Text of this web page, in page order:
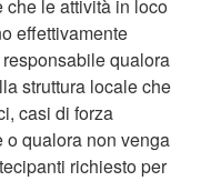
che le attività in loco
effettivamente
qualora
struttura locale che
casi di forza
o qualora non venga
richiesto per